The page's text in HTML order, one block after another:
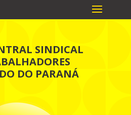
SINDICAL
DO PARANÁ